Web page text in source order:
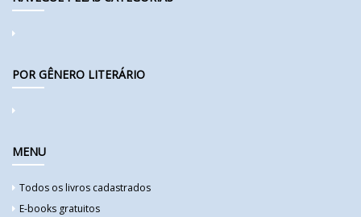
POR GÊNERO LITERÁRIO
MENU
Todos os livros cadastrados
E-books gratuitos